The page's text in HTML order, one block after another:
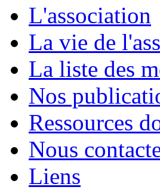
L'association
La vie de
La liste des
Nos
Ressources
Nous
Liens